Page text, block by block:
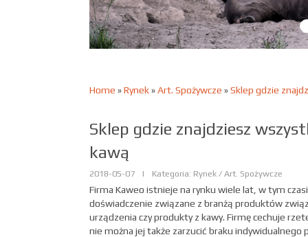
Home »Rynek»Art. Spożywcze »Sklep gdzie
Sklep gdzie znajdziesz
kawą
2018-05-07 | Kategoria: Rynek / Art. Spożywcze
Firma Kaweo istnieje na rynku wiele lat, w tym
doświadczenie związane z branżą produktów
urządzenia czy produkty z kawy. Firmę cechuje
nie można jej także zarzucić braku indywidualnego